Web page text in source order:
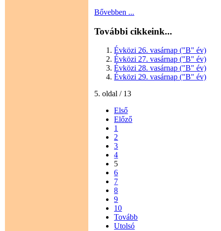
Bővebben ...
További cikkeink...
Évközi 26. vasárnap ("B" év)
Évközi 27. vasárnap ("B" év)
Évközi 28. vasárnap ("B" év)
Évközi 29. vasárnap ("B" év)
5. oldal / 13
Első
Előző
1
2
3
4
5
6
7
8
9
10
Tovább
Utolsó